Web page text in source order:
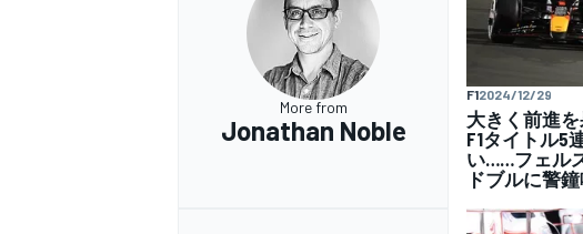
More from
Jonathan Noble
F12024/12/29
大きく前進を
F1タイトル5
い……フェル
ドブルに警